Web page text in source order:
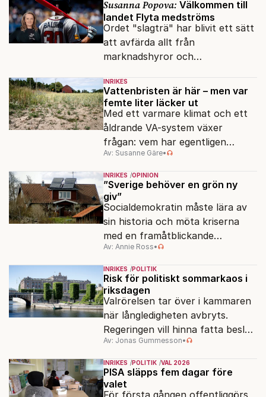
Susanna Popova: Välkommen till
landet Flyta medströms
Ordet "slagträ" har blivit ett sätt
att avfärda allt från
marknadshyror och
om antisemitism.
INRIKES
Vattenbristen är här – men var
femte liter läcker ut
Med ett varmare klimat och ett
åldrande VA-system växer
frågan: vem har egentligen
ansvar för Sveriges
vattenresurser?
Av: Susanne Gäre•
INRIKES OPINION
”Sverige behöver en grön ny
giv”
Socialdemokratin måste lära av
sin historia och möta kriserna
med en framåtblickande
strukturpolitik för att göra
Sverige långsiktigt hållbart,
jämlikt och kriståligt.
Av: Annie Ross•
INRIKES POLITIK
Risk för politiskt sommarkaos i
riksdagen
Valrörelsen tar över i kammaren
när långledigheten avbryts.
Regeringen vill hinna fatta beslut
före valet – men oppositionen
ser sin chans att pressa
Tidösidan.
Av: Jonas Gummesson•
INRIKES POLITIK VAL 2026
PISA släpps fem dagar före
valet
För första gången offentliggörs